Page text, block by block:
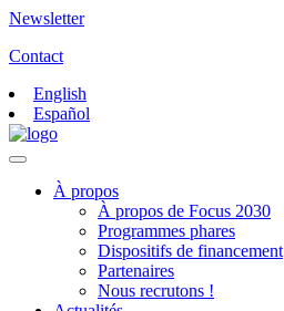
Newsletter
Contact
English
Español
À propos
À propos de Focus 2030
Programmes phares
Dispositifs de financement
Partenaires
Nous recrutons !